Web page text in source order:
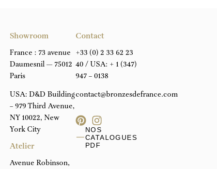
Showroom
France : 73 avenue
Daumesnil — 75012
Paris
USA: D&D Building
– 979 Third Avenue,
NY 10022, New
York City
Atelier
Avenue Robinson,
Contact
+33 (0) 2 33 62 23
40 / USA: + 1 (347)
947 – 0138
contact@bronzesdefrance.com
NOS
CATALOGUES
PDF